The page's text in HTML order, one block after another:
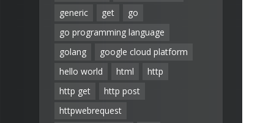
generic
get
go
go programming language
golang
google cloud platform
hello world
html
http
http get
http post
httpwebrequest